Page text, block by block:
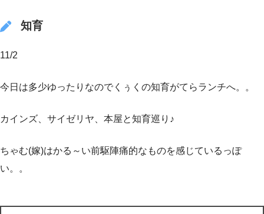
知育
11/2
今日は多少ゆったりなのでくぅくの知育がてらランチへ。。
カインズ、サイゼリヤ、本屋と知育巡り♪
ちゃむ(嫁)はかる～い前駆陣痛的なものを感じているっぽ
い。。